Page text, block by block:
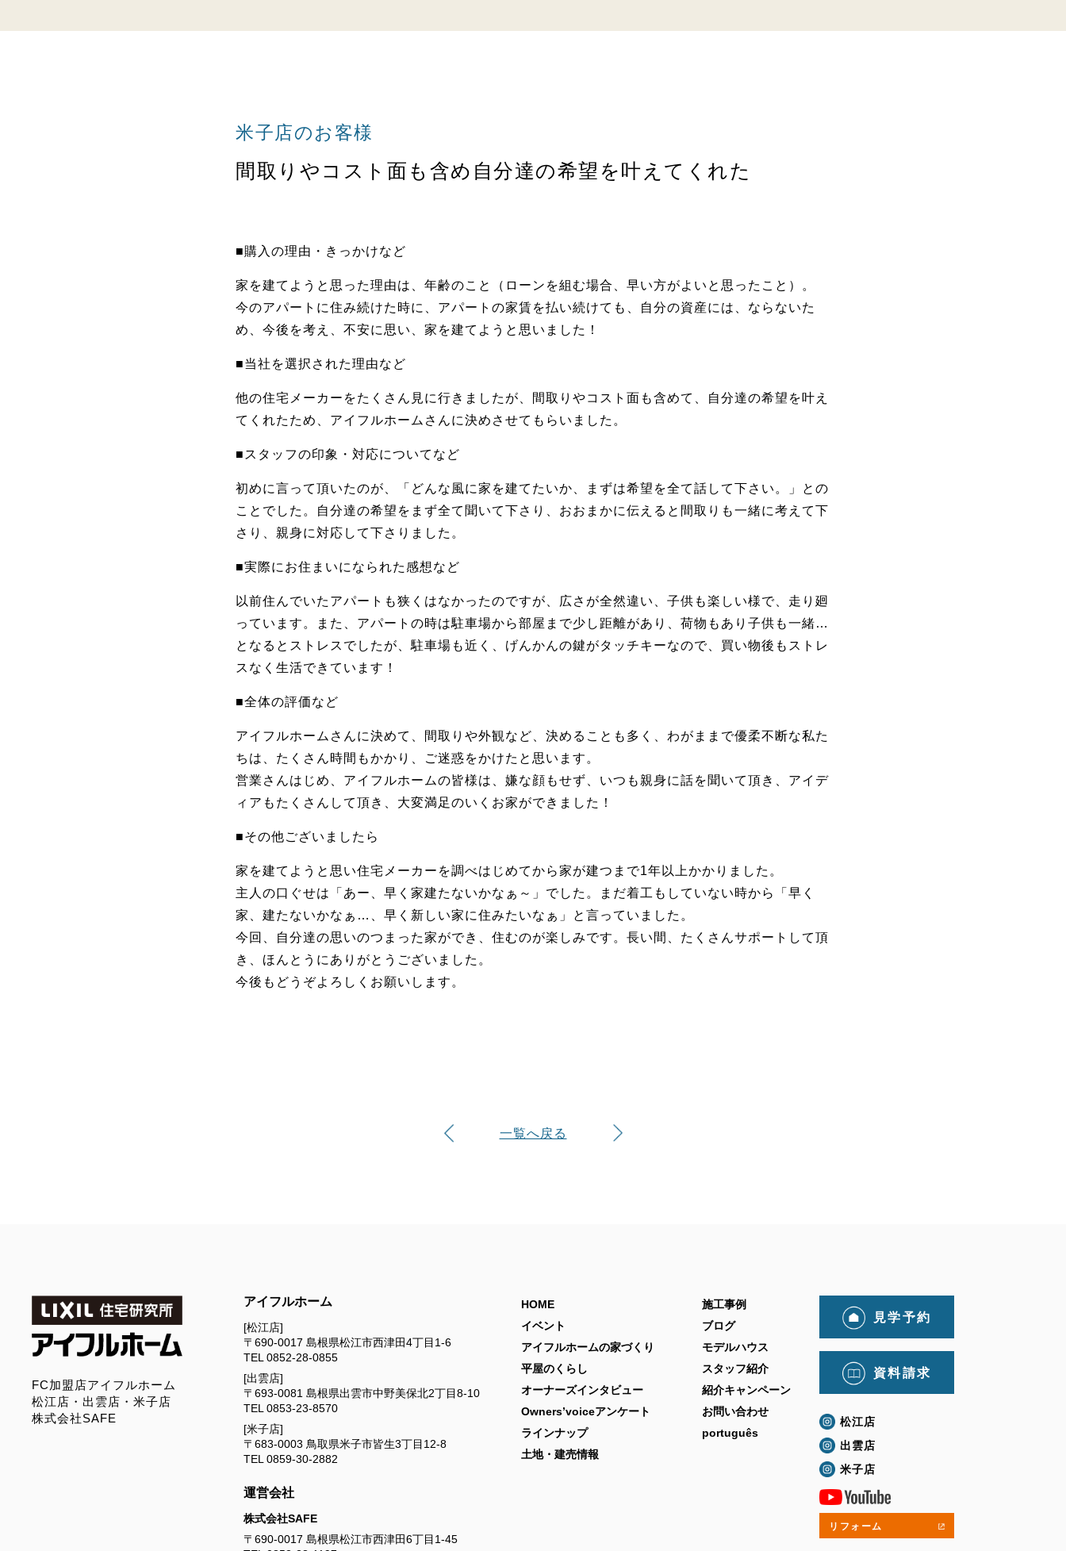
米子店のお客様
間取りやコスト面も含め自分達の希望を叶えてくれた
■購入の理由・きっかけなど
家を建てようと思った理由は、年齢のこと（ローンを組む場合、早い方がよいと思ったこと）。
今のアパートに住み続けた時に、アパートの家賃を払い続けても、自分の資産には、ならないた
め、今後を考え、不安に思い、家を建てようと思いました！
■当社を選択された理由など
他の住宅メーカーをたくさん見に行きましたが、間取りやコスト面も含めて、自分達の希望を叶え
てくれたため、アイフルホームさんに決めさせてもらいました。
■スタッフの印象・対応についてなど
初めに言って頂いたのが、「どんな風に家を建てたいか、まずは希望を全て話して下さい。」との
ことでした。自分達の希望をまず全て聞いて下さり、おおまかに伝えると間取りも一緒に考えて下
さり、親身に対応して下さりました。
■実際にお住まいになられた感想など
以前住んでいたアパートも狭くはなかったのですが、広さが全然違い、子供も楽しい様で、走り廻
っています。また、アパートの時は駐車場から部屋まで少し距離があり、荷物もあり子供も一緒…
となるとストレスでしたが、駐車場も近く、げんかんの鍵がタッチキーなので、買い物後もストレ
スなく生活できています！
■全体の評価など
アイフルホームさんに決めて、間取りや外観など、決めることも多く、わがままで優柔不断な私た
ちは、たくさん時間もかかり、ご迷惑をかけたと思います。
営業さんはじめ、アイフルホームの皆様は、嫌な顔もせず、いつも親身に話を聞いて頂き、アイデ
ィアもたくさんして頂き、大変満足のいくお家ができました！
■その他ございましたら
家を建てようと思い住宅メーカーを調べはじめてから家が建つまで1年以上かかりました。
主人の口ぐせは「あー、早く家建たないかなぁ～」でした。まだ着工もしていない時から「早く
家、建たないかなぁ…、早く新しい家に住みたいなぁ」と言っていました。
今回、自分達の思いのつまった家ができ、住むのが楽しみです。長い間、たくさんサポートして頂
き、ほんとうにありがとうございました。
今後もどうぞよろしくお願いします。
一覧へ戻る
FC加盟店アイフルホーム
松江店・出雲店・米子店
株式会社SAFE
アイフルホーム
[松江店]
〒690-0017 島根県松江市西津田4丁目1-6
TEL 0852-28-0855
[出雲店]
〒693-0081 島根県出雲市中野美保北2丁目8-10
TEL 0853-23-8570
[米子店]
〒683-0003 鳥取県米子市皆生3丁目12-8
TEL 0859-30-2882
運営会社
株式会社SAFE
〒690-0017 島根県松江市西津田6丁目1-45
HOME
イベント
アイフルホームの家づくり
平屋のくらし
オーナーズインタビュー
Owners’voiceアンケート
ラインナップ
土地・建売情報
施工事例
ブログ
モデルハウス
スタッフ紹介
紹介キャンペーン
お問い合わせ
português
見学予約
資料請求
松江店
出雲店
米子店
リフォーム